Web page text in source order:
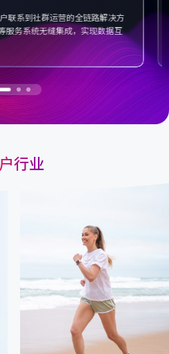
记录、会员标签等完整信息，交接
分配+权限管控，确保客户资产归属
行业